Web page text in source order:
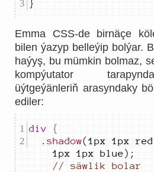
}
Emma CSS-de birnäçe
bilen ýazyp belleýip bolýar.
haýyş, bu mümkin bolmaz,
kompýutator
üýtgeýänleriň arasyndaky
ediler:
div {
.shadow(1px 1px
1px 1px blue);
// säwlik bolar